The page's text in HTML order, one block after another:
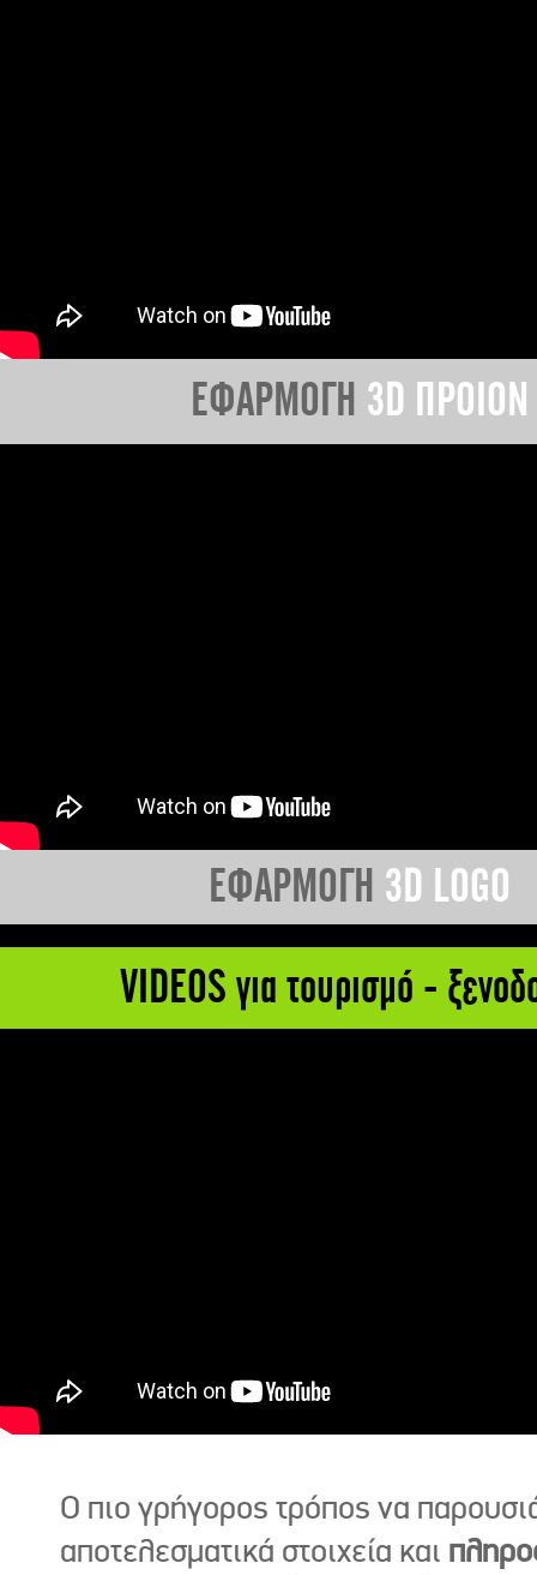
ΕΦΑΡΜΟΓΗ 3D ΠΡΟΙΟΝ
ΕΦΑΡΜΟΓΗ 3D LOGO
VIDEOS για τουρισμό -
Ο πιο γρήγορος τρόπος να
αποτελεσματικά στοιχεία και